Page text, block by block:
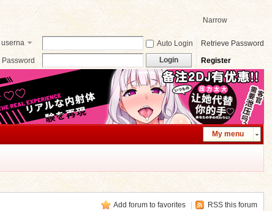
Narrow
userna
Auto Login
Retrieve Password
Password
Login Register
My menu
Add forum to favorites RSS this forum